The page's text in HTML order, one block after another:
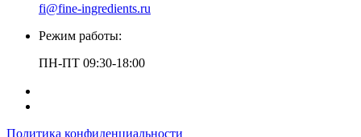
fi@fine-ingredients.ru
Режим работы:
ПН-ПТ 09:30-18:00
Политика конфиденциальности